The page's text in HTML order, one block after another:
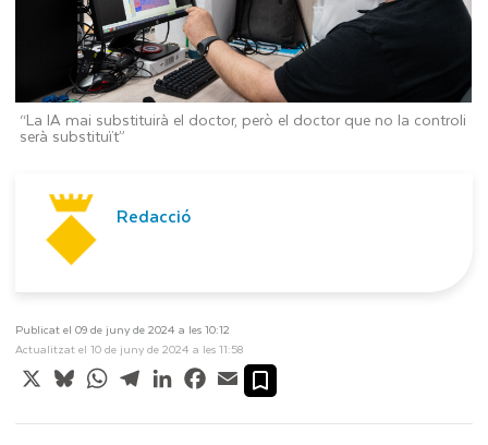
“La IA mai substituirà el doctor, però el doctor que no la controli
serà substituït”
Redacció
Publicat el 09 de juny de 2024 a les 10:12
Actualitzat el 10 de juny de 2024 a les 11:58
X BlueskyWhatsApp
TelegramLinkedInFacebook
Email